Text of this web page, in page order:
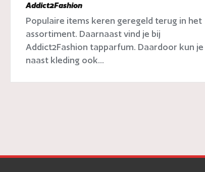
Addict2Fashion
Populaire items keren geregeld terug in het
assortiment. Daarnaast vind je bij
Addict2Fashion tapparfum. Daardoor kun je
naast kleding ook...